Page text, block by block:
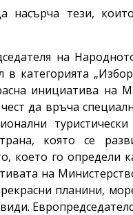
насърча тези,
на
категорията
инициатива на
да връча
която се
което го определи
на
планини,